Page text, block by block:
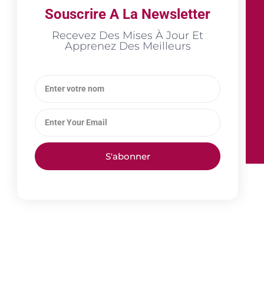
Souscrire A La Newsletter
Recevez Des Mises À Jour Et
Apprenez Des Meilleurs
S'abonner